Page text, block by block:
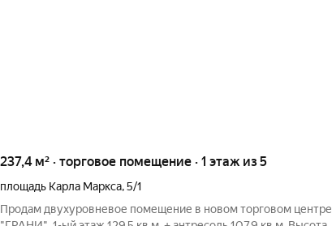
237,4 м² · торговое помещение · 1 этаж из 5
площадь Карла Маркса,5/1
Продам двухуровневое помещение в новом торговом центре